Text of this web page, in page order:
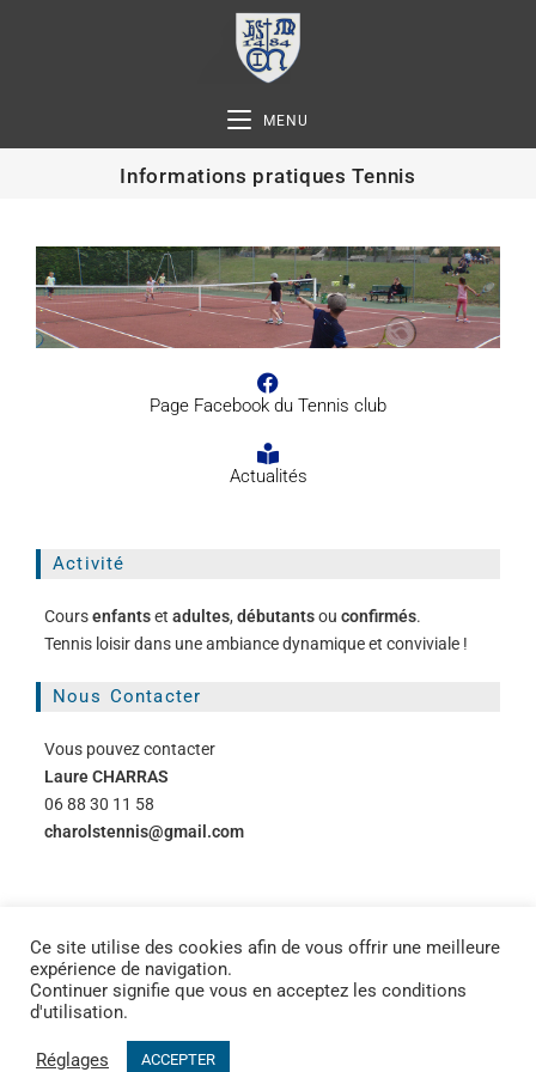
MENU
Informations pratiques Tennis
Page Facebook du Tennis club
Actualités
Activité
Coursenfantset adultes, débutantsou confirmés.
Tennis loisir dans une ambiance dynamique et conviviale !
Nous Contacter
Vous pouvez contacter
Laure CHARRAS
06 88 30 11 58
charolstennis@gmail.com
Ce site utilise des cookies afin de vous offrir une meilleure
expérience de navigation.
Continuer signifie que vous en acceptez les conditions
d'utilisation.
Réglages ACCEPTER